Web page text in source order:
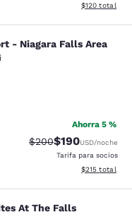
Ver detalles
$120 total
Niagara Falls
- Niagara Falls Area
Bueno. 683 reseñas
Ahorra 5 %
Precio tachado:
$200Precio con
$190USD/noche
Tarifa para socios
Ver detalles
$215 total
At The Falls
At The Falls